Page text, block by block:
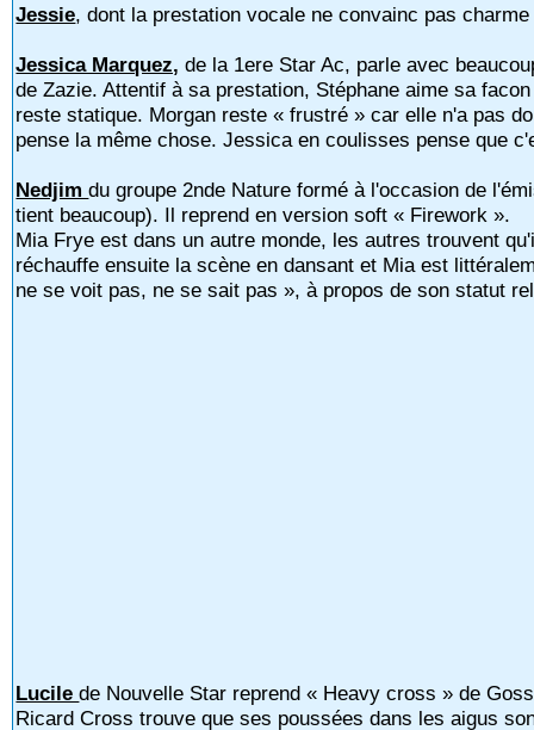
Jessie, dont la prestation vocale ne convainc pas
Jessica Marquez, de la 1ere Star Ac, parle avec
de Zazie. Attentif à sa prestation, Stéphane aime sa
reste statique. Morgan reste « frustré » car elle n'a pas
pense la même chose. Jessica en coulisses pense que
Nedjimdu groupe 2nde Nature formé à l'occasion de
tient beaucoup). Il reprend en version soft « Firework ».
Mia Frye est dans un autre monde, les autres trouvent
réchauffe ensuite la scène en dansant et Mia est
ne se voit pas, ne se sait pas », à propos de son statut
Lucilede Nouvelle Star reprend « Heavy cross » de
Ricard Cross trouve que ses poussées dans les aigus